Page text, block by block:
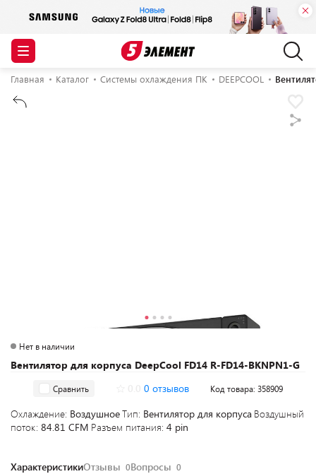
Главная Каталог Системы охлаждения ПК DEEPCOOL
Вентилятор для корпуса DeepCool FD14 R-FD14-BKNPN1-G
Нет в наличии
Сравнить 0 отзывов Код товара: 358909
Охлаждение: ВоздушноеТип: Вентилятор для корпуса Воздушный
поток: 84.81 CFM Разъем питания: 4 pin
ХарактеристикиОтзывы 0Вопросы 0